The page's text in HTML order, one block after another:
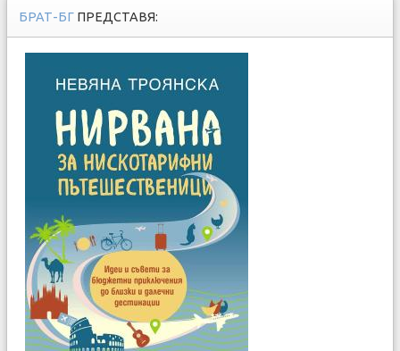
БРАТ-БГ ПРЕДСТАВЯ: